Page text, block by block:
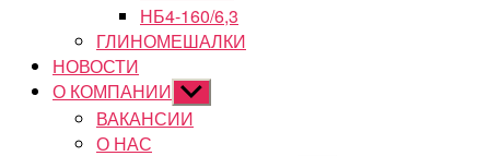
НБ4-160/6,3
ГЛИНОМЕШАЛКИ
НОВОСТИ
О КОМПАНИИ Показывать
подменю
ВАКАНСИИ
О НАС